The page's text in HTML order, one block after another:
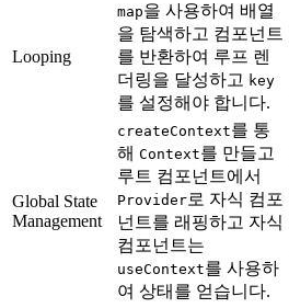
Looping
map을 사용하여 배열
을 탐색하고 컴포넌트
를 반환하여 루프 렌
더링을 달성하고 key
를 설정해야 합니다.
Global State
Management
createContext를 통
해 Context를 만들고
루트 컴포넌트에서
Provider로 자식 컴포
넌트를 래핑하고 자식
컴포넌트는
useContext를 사용하
여 상태를 얻습니다.